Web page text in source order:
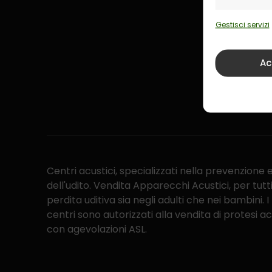
Gestisci servizi
Centri acustici, specializzati nella prevenzione
dell'udito. Vendita Apparecchi Acustici, per
perdita uditiva sia negli adulti che nei bambini.
centri sono autorizzati alla vendita di protesi
con agevolazioni ASL.